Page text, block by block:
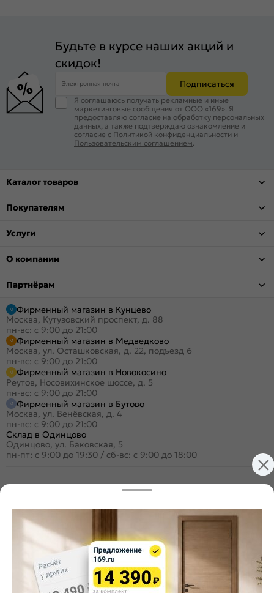
Будьте в курсе наших акций и
скидок!
Электронная почта Подписаться
Я соглашаюсь получать рекламные и иные
маркетинговые сообщения от ООО «169». Я
предоставляю согласие на обработку персональных
данных, а также подтверждаю ознакомление и
согласие с Политикой конфиденциальности и
Пользовательским соглашением.
Каталог товаров
Покупателям
Услуги
О компании
Партнёрам
Фирменный магазин в Кунцево
Москва, Кутузовский проспект, д. 88
пн-вс: с 9:00 до 21:00
Фирменный магазин в Медведково
Москва, ул. Осташковская, д. 22, подъезд 6
пн-вс: с 9:00 до 21:00
Фирменный магазин в Новокосино
Реутов, Носовихинское шоссе, д. 5
пн-вс: с 9:00 до 21:00
Фирменный магазин в Бутово
Москва, ул. Венёвская, д. 4
пн-вс: с 9:00 до 21:00
Склад в Одинцово
Одинцово, ул. Баковская, 5
пн-пт: с 9:00 до 19:30 / сб-вс: с 9:00 до 18:00
Заказать звонок
Стать дилером
Расскажите о нас
Поделиться
Оцените магазин